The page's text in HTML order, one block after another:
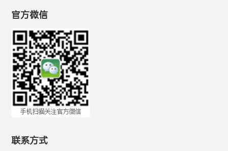
官方微信
联系方式